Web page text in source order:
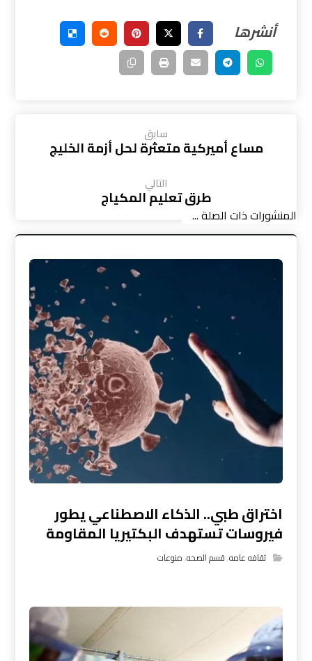
سابق
مساع أميركية متعثرة لحل أزمة الخليج
التالي
طرق تعليم المكياج
المنشورات ذات الصلة ...
اختراق طبي.. الذكاء الاصطناعي يطور
فيروسات تستهدف البكتيريا المقاومة
ثقافه عامه,قسم الصحه,منوعات